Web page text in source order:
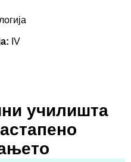
IV
училишта